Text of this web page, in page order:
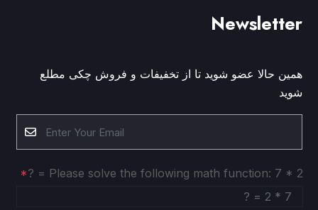
Newsletter
همین حالا عضو شوید تا از تخفیفات و فروش چکی مطلع
شوید
Please solve the following math function: 7 * 2 = ?